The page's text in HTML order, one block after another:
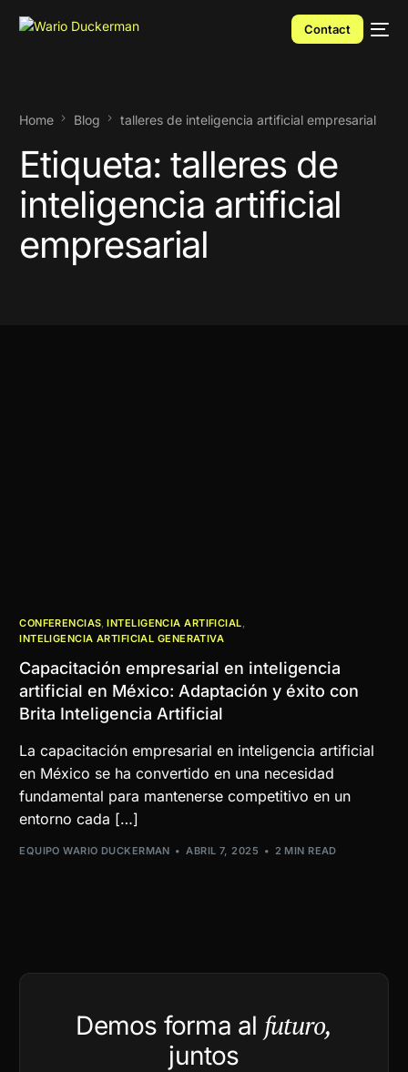
Contact
Home Blog talleres de inteligencia artificial empresarial
Etiqueta:talleres de
inteligencia artificial
empresarial
CONFERENCIAS,INTELIGENCIA ARTIFICIAL,
INTELIGENCIA ARTIFICIAL GENERATIVA
Capacitación empresarial en inteligencia
artificial en México: Adaptación y éxito con
Brita Inteligencia Artificial
La capacitación empresarial en inteligencia artificial
en México se ha convertido en una necesidad
fundamental para mantenerse competitivo en un
entorno cada […]
EQUIPO WARIO DUCKERMAN ABRIL 7, 2025 2 MIN READ
Demos forma al futuro,
juntos